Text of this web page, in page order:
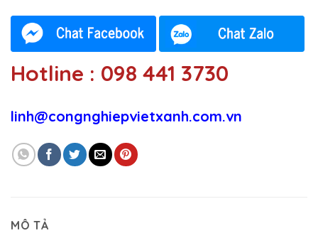
Hotline : 098 441 3730
linh@congnghiepvietxanh.com.vn
MÔ TẢ